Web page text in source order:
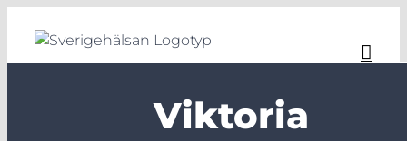
innehållet
Viktoria